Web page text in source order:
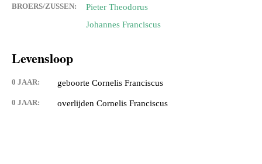
BROERS/ZUSSEN:
Pieter Theodorus
Johannes Franciscus
Levensloop
0 JAAR: geboorte Cornelis Franciscus
0 JAAR: overlijden Cornelis Franciscus